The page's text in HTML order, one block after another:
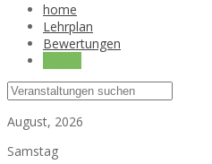
home
Lehrplan
Bewertungen
August, 2026
Samstag